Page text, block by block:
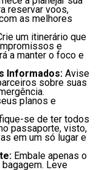
reservar voos,
as melhores
um itinerário que
e
a manter o foco e
Informados: Avise
sobre suas
planos e
se de ter todos
passaporte, visto,
em um só lugar e
Embale apenas o
Leve